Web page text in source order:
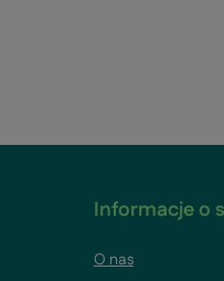
Informacje o
O nas